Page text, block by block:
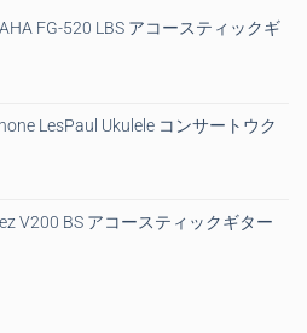
FG-520 LBS アコースティックギ
LesPaul Ukulele コンサートウク
V200 BS アコースティックギター